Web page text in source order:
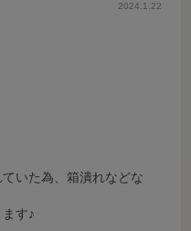
2024.1.22
いた為、箱潰れなどな
す♪